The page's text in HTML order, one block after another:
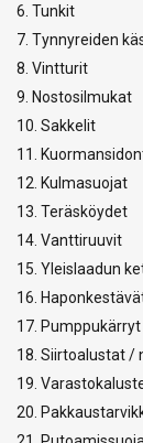
6. Tunkit
7. Tynnyreiden
8. Vintturit
9. Nostosilmukat
10. Sakkelit
11.
12. Kulmasuojat
13. Teräsköydet
14. Vanttiruuvit
15. Yleislaadun
16.
17. Pumppukärryt
18. Siirtoalustat /
19.
20.